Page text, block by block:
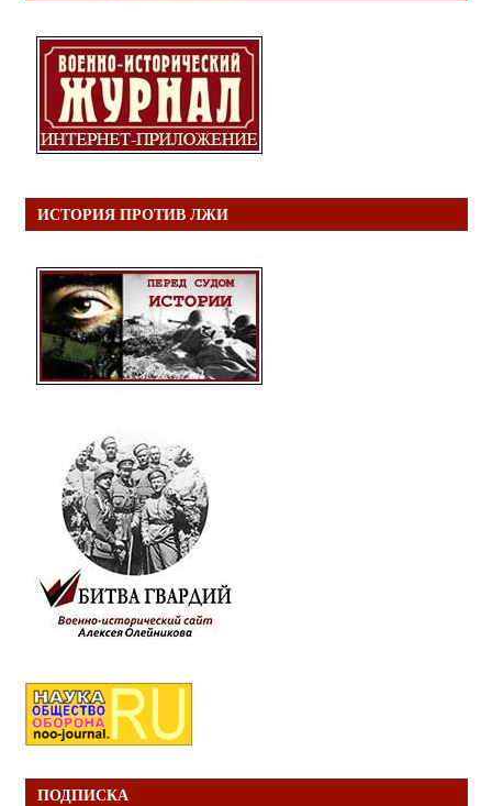
ИСТОРИЯ ПРОТИВ ЛЖИ
ПОДПИСКА